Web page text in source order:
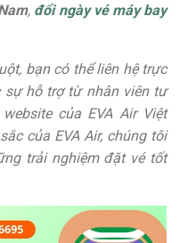
, đổi ngày vé máy bay
bạn có thể liên hệ trực
sự hỗ trợ từ nhân viên tư
của EVA Air Việt
của EVA Air, chúng tôi
trải nghiệm đặt vé tốt